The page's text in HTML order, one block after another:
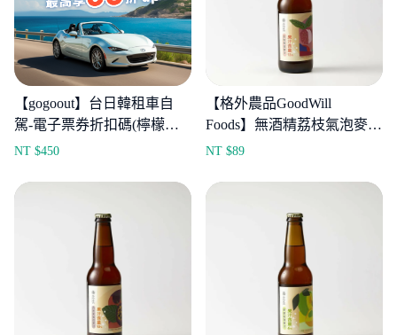
【gogoout】台日韓租車自
駕-電子票券折扣碼(檸檬幣
最高可折抵50%)
NT $450
【格外農品GoodWill
Foods】無酒精荔枝氣泡麥汁
330ml
NT $89